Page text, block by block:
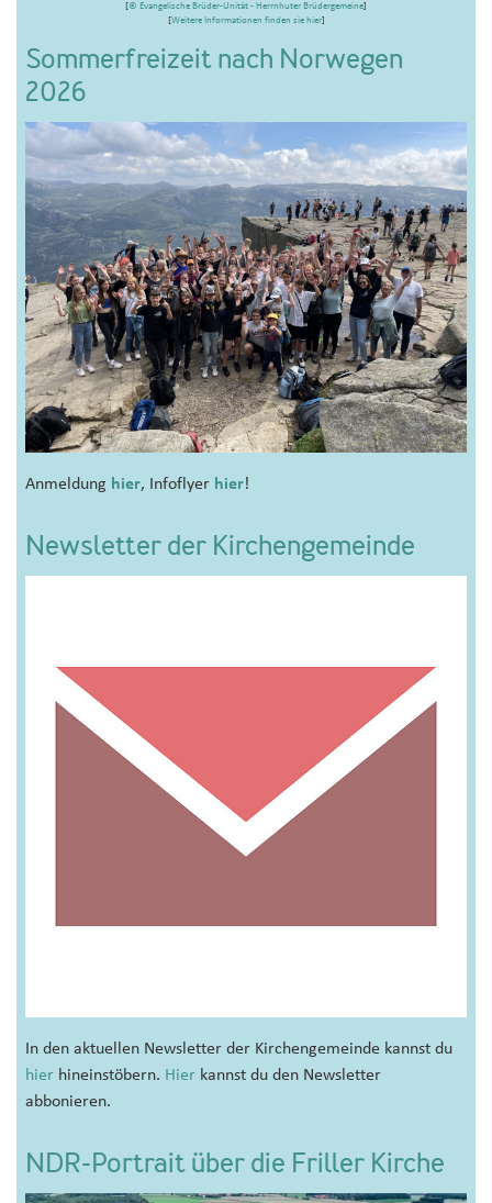
[© Evangelische Brüder-Unität - Herrnhuter Brüdergemeine]
[Weitere Informationen finden sie hier]
Sommerfreizeit nach Norwegen
2026
Anmeldung hier, Infoflyer hier!
Newsletter der Kirchengemeinde
In den aktuellen Newsletter der Kirchengemeinde kannst du
hier hineinstöbern. Hier kannst du den Newsletter
abbonieren.
NDR-Portrait über die Friller Kirche